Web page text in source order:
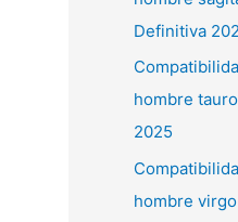
Definitiva
hombre
2025
hombre